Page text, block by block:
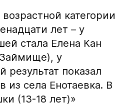
категории
лет – у
стала Елена Кан
у
показал
из села Енотаевка. В
(13-18 лет)»